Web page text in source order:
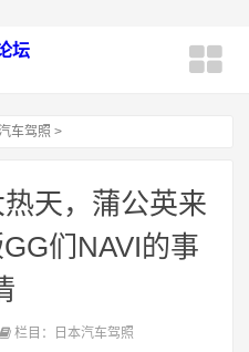
坛
车驾照 >
天，蒲公英来
们NAVI的事
栏目：日本汽车驾照